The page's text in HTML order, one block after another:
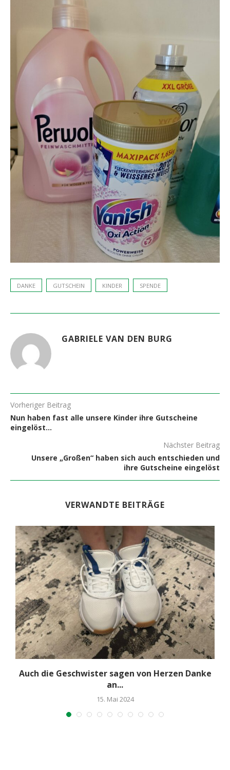
DANKE GUTSCHEIN KINDER SPENDE
GABRIELE VAN DEN BURG
Vorheriger Beitrag
Nun haben fast alle unsere Kinder ihre Gutscheine
eingelöst…
Nächster Beitrag
Unsere „Großen“ haben sich auch entschieden und
ihre Gutscheine eingelöst
VERWANDTE BEITRÄGE
Auch die Geschwister sagen von Herzen Danke
an...
15. Mai 2024